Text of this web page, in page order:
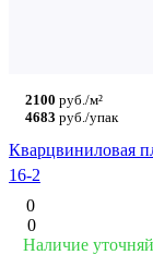
2100 руб./м²
4683 руб./упак
Кварцвиниловая
16-2
0
0
Наличие